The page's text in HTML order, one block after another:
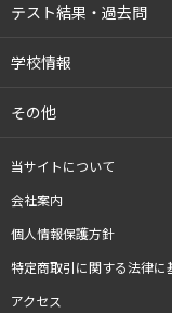
テスト結果・過去問
学校情報
その他
当サイトについて
会社案内
個人情報保護方針
特定商取引に関する法律に
アクセス